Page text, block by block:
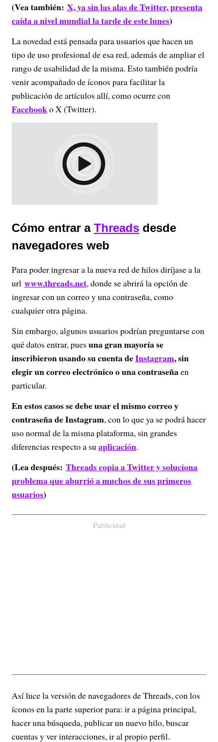
(Vea también: X, ya sin las alas de Twitter, presenta
caída a nivel mundial la tarde de este lunes)
La novedad está pensada para usuarios que hacen un
tipo de uso profesional de esa red, además de ampliar el
rango de usabilidad de la misma. Esto también podría
venir acompañado de íconos para facilitar la
publicación de artículos allí, como ocurre con
Facebooko X (Twitter).
Cómo entrar a Threads desde
navegadores web
Para poder ingresar a la nueva red de hilos diríjase a la
url www.threads.net, donde se abrirá la opción de
ingresar con un correo y una contraseña, como
cualquier otra página.
Sin embargo, algunos usuarios podrían preguntarse con
qué datos entrar, pues una gran mayoría se
inscribieron usando su cuenta deInstagram, sin
elegir un correo electrónico o una contraseñaen
particular.
En estos casos se debe usar el mismo correo y
contraseña de Instagram, con lo que ya se podrá hacer
uso normal de la misma plataforma, sin grandes
diferencias respecto a suaplicación.
(Lea después: Threads copia a Twitter y soluciona
problema que aburrió a muchos de sus primeros
usuarios)
Publicidad
Así luce la versión de navegadores de Threads, con los
íconos en la parte superior para: ir a página principal,
hacer una búsqueda, publicar un nuevo hilo, buscar
cuentas y ver interacciones, ir al propio perfil.